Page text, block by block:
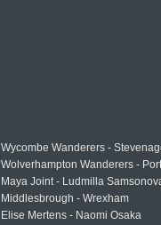
Wycombe Wanderers -
Wolverhampton Wanderers -
Maya Joint - Ludmilla
Middlesbrough - Wrexham
Elise Mertens - Naomi Osaka